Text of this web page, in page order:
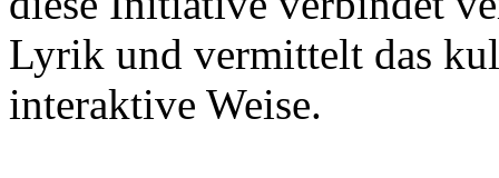
Lyrik und vermittelt das
interaktive Weise.